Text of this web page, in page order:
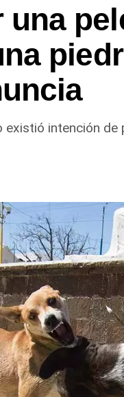
Quinta 25,
leña y
realizaron la
ellos Jujuy y
y Rochdale;
Roca; y
existió intención